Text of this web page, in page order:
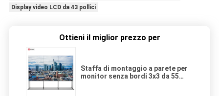
Display video LCD da 43 pollici
Ottieni il miglior prezzo per
Staffa di montaggio a parete per
monitor senza bordi 3x3 da 55